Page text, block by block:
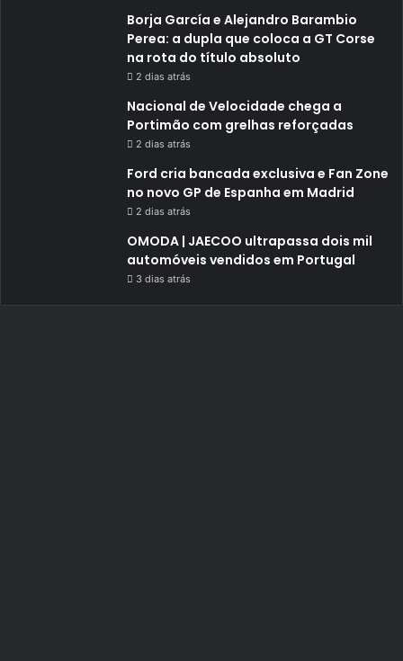
Borja García e Alejandro Barambio
Perea: a dupla que coloca a GT Corse
na rota do título absoluto
2 dias atrás
Nacional de Velocidade chega a
Portimão com grelhas reforçadas
2 dias atrás
Ford cria bancada exclusiva e Fan Zone
no novo GP de Espanha em Madrid
2 dias atrás
OMODA | JAECOO ultrapassa dois mil
automóveis vendidos em Portugal
3 dias atrás